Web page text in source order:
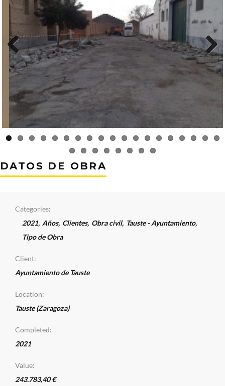
Previous Next
DATOS DE OBRA
Categories:
2021, Años, Clientes, Obra civil, Tauste - Ayuntamiento,
Tipo de Obra
Client:
Ayuntamiento de Tauste
Location:
Tauste (Zaragoza)
Completed:
2021
Value:
243.783,40 €